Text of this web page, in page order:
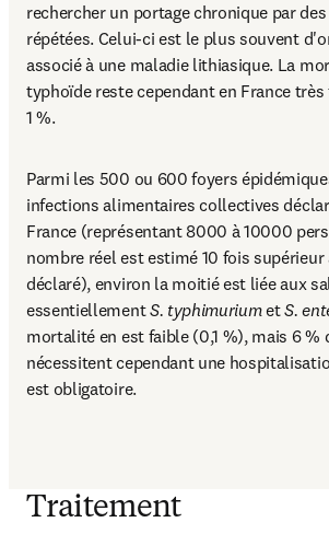
rechercher un portage chronique par
répétées. Celui-ci est le plus souvent
associé à une maladie lithiasique. La
typhoïde reste cependant en France
1 %.
Parmi les 500 ou 600 foyers
infections alimentaires collectives
France (représentant 8000 à 10000
nombre réel est estimé 10 fois
déclaré), environ la moitié est liée aux
essentiellement S. typhimurium et S.
mortalité en est faible (0,1 %), mais 6 %
nécessitent cependant une
est obligatoire.
Traitement